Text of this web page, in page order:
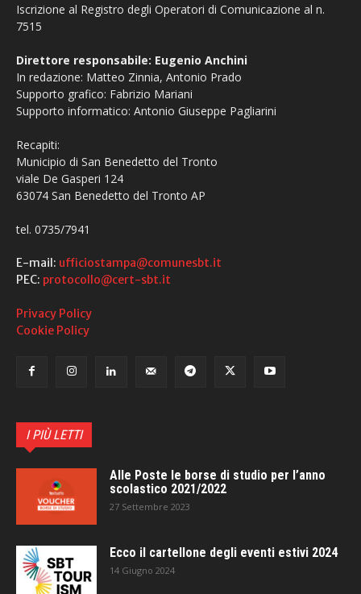
Iscrizione al Registro degli Operatori di Comunicazione al n.
7515
Direttore responsabile: Eugenio Anchini
In redazione: Matteo Zinnia, Antonio Prado
Supporto grafico: Fabrizio Mariani
Supporto informatico: Antonio Giuseppe Pagliarini
Recapiti:
Municipio di San Benedetto del Tronto
viale De Gasperi 124
63074 San Benedetto del Tronto AP
tel. 0735/7941
E-mail: ufficiostampa@comunesbt.it
PEC: protocollo@cert-sbt.it
Privacy Policy
Cookie Policy
I PIÙ LETTI
Alle Poste le borse di studio per l’anno
scolastico 2021/2022
27 Settembre 2023
Ecco il cartellone degli eventi estivi 2024
14 Giugno 2024